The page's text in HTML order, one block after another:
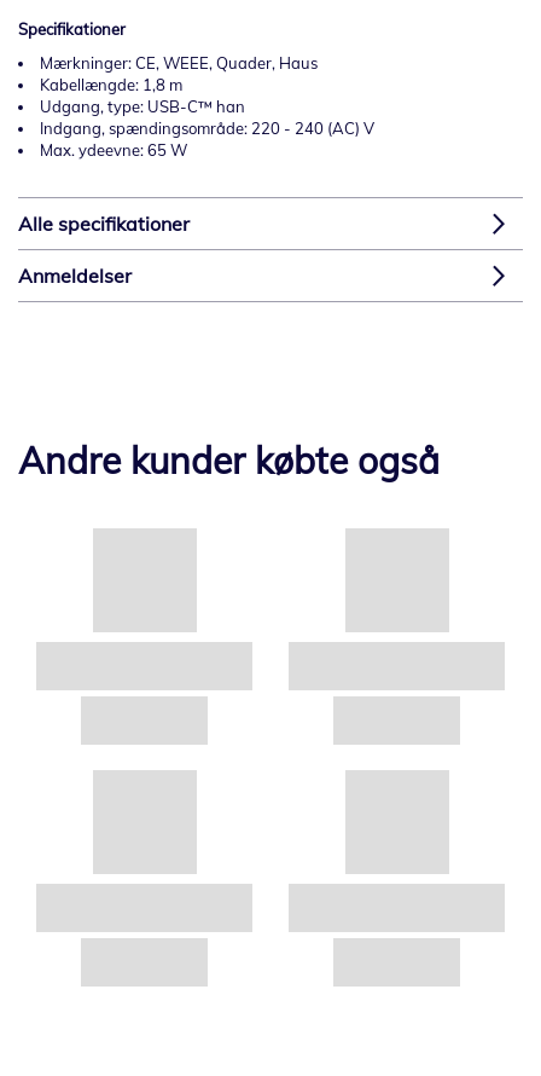
Specifikationer
Mærkninger: CE, WEEE, Quader, Haus
Kabellængde: 1,8 m
Udgang, type: USB-C™ han
Indgang, spændingsområde: 220 - 240 (AC) V
Max. ydeevne: 65 W
Alle specifikationer
Anmeldelser
Andre kunder købte også